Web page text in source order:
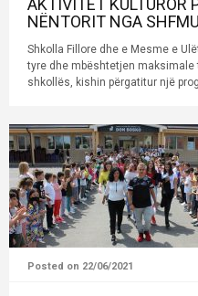
AKTIVITET KULTUROR
NËNTORIT NGA
Shkolla Fillore dhe e Mesme e
tyre dhe mbështetjen
shkollës, kishin përgatitur një
Posted on 22/06/2021